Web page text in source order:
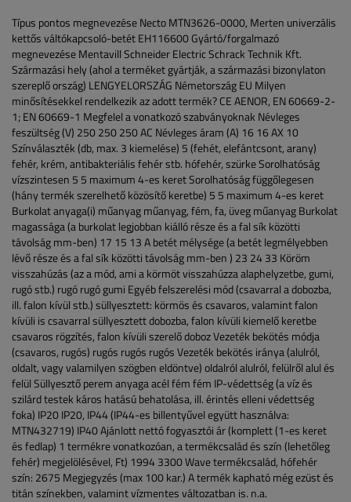
Típus pontos megnevezése Necto MTN3626-0000, Merten univerzális
kettős váltókapcsoló-betét EH116600Gyártó/forgalmazó
megnevezése Mentavill Schneider ElectricSchrack Technik Kft.
Származási hely (ahol a terméket gyártják, a származási bizonylaton
szereplő ország) LENGYELORSZÁG Németország EU Milyen
minősítésekkel rendelkezik az adott termék? CE AENOR, EN 60669-2-
1; EN 60669-1 Megfelel a vonatkozó szabványoknak Névleges
feszültség (V) 250 250 250 AC Névleges áram (A) 16 16 AX 10
Színválaszték (db, max. 3 kiemelése) 5 (fehét, elefántcsont, arany)
fehér, krém, antibakteriális fehér stb. hófehér, szürkeSorolhatóság
vízszintesen 5 5 maximum 4-es keretSorolhatóság függőlegesen
(hány termék szerelhető közösítő keretbe) 5 5 maximum 4-es keret
Burkolat anyaga(i) műanyag műanyag, fém, fa, üveg műanyag Burkolat
magassága (a burkolat legjobban kiálló része és a fal sík közötti
távolság mm-ben) 17 15 13 A betét mélysége (a betét legmélyebben
lévő része és a fal sík közötti távolság mm-ben ) 23 24 33 Köröm
visszahúzás (az a mód, ami a körmöt visszahúzza alaphelyzetbe, gumi,
rugó stb.) rugó rugógumi Egyéb felszerelési mód (csavarral a dobozba,
ill. falon kívül stb.) süllyesztett: körmös és csavaros, valamint falon
kívüli is csavarral süllyesztett dobozba, falon kívüli kiemelő keretbe
csavaros rögzítés, falon kívüli szerelő dobozVezeték bekötés módja
(csavaros, rugós) rugós rugós rugós Vezeték bekötés iránya (alulról,
oldalt, vagy valamilyen szögben eldöntve) oldalról alulról, felülről alul és
felül Süllyesztő perem anyagaacél fém fém IP-védettség (a víz és
szilárd testek káros hatású behatolása, ill. érintés elleni védettség
foka) IP20 IP20, IP44 (IP44-es billentyűvel együtt használva:
MTN432719) IP40Ajánlott nettó fogyasztói ár (komplett (1-es keret
és fedlap) 1 termékre vonatkozóan, a termékcsalád és szín (lehetőleg
fehér) megjelölésével, Ft) 1994 3300Wave termékcsalád, hófehér
szín: 2675 Megjegyzés (max 100 kar.) A termék kapható még ezüst és
titán színekben, valamint vízmentes változatban is. n.a.